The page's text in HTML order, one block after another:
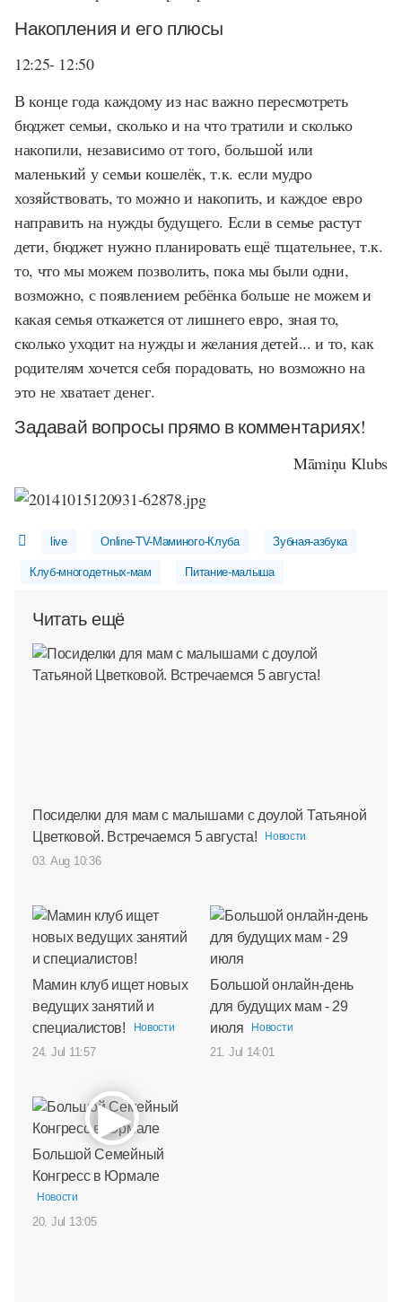
Накопления и его плюсы
12:25- 12:50
В конце года каждому из нас важно пересмотреть
бюджет семьи, сколько и на что тратили и сколько
накопили, независимо от того, большой или
маленький у семьи кошелёк, т.к. если мудро
хозяйствовать, то можно и накопить, и каждое евро
направить на нужды будущего. Если в семье растут
дети, бюджет нужно планировать ещё тщательнее, т.к.
то, что мы можем позволить, пока мы были одни,
возможно, с появлением ребёнка больше не можем и
какая семья откажется от лишнего евро, зная то,
сколько уходит на нужды и желания детей... и то, как
родителям хочется себя порадовать, но возможно на
это не хватает денег.
Задавай вопросы прямо в комментариях!
Māmiņu Klubs
live Online-TV-Маминого-Клуба Зубная-азбука
Клуб-многодетных-мам Питание-малыша
Читать ещё
Посиделки для мам с малышами с доулой Татьяной
Цветковой. Встречаемся 5 августа!
Новости
03. Aug 10:36
Мамин клуб ищет новых
ведущих занятий и
специалистов!
Новости
24. Jul 11:57
Большой онлайн-день
для будущих мам - 29
июля
Новости
21. Jul 14:01
Большой Семейный
Конгресс в Юрмале
Новости
20. Jul 13:05